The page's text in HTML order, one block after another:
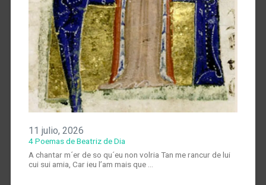
11 julio, 2026
4 Poemas de Beatriz de Dia
A chantar m´er de so qu´eu non volria Tan me rancur de lui
cui sui amia, Car ieu l’am mais que …